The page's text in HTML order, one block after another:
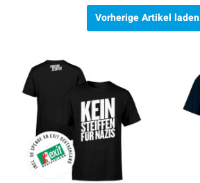
Vorherige Artikel laden